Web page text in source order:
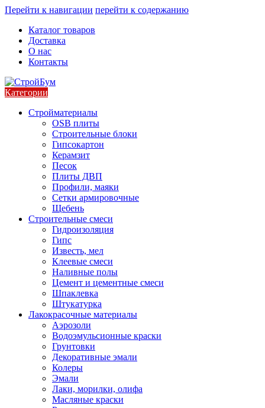
Перейти к навигации перейти к содержанию
Каталог товаров
Доставка
О нас
Контакты
Категории
Стройматериалы
OSB плиты
Строительные блоки
Гипсокартон
Керамзит
Песок
Плиты ДВП
Профили, маяки
Сетки армировочные
Щебень
Строительные смеси
Гидроизоляция
Гипс
Известь, мел
Клеевые смеси
Наливные полы
Цемент и цементные смеси
Шпаклевка
Штукатурка
Лакокрасочные материалы
Аэрозоли
Водоэмульсионные краски
Грунтовки
Декоративные эмали
Колеры
Эмали
Лаки, морилки, олифа
Масляные краски